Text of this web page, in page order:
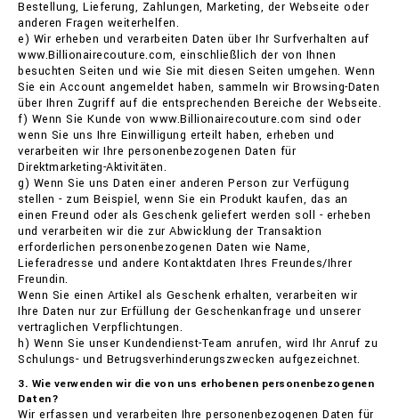
Bestellung, Lieferung, Zahlungen, Marketing, der Webseite oder
anderen Fragen weiterhelfen.
e) Wir erheben und verarbeiten Daten über Ihr Surfverhalten auf
www.Billionairecouture.com, einschließlich der von Ihnen
besuchten Seiten und wie Sie mit diesen Seiten umgehen. Wenn
Sie ein Account angemeldet haben, sammeln wir Browsing-Daten
über Ihren Zugriff auf die entsprechenden Bereiche der Webseite.
f) Wenn Sie Kunde von www.Billionairecouture.com sind oder
wenn Sie uns Ihre Einwilligung erteilt haben, erheben und
verarbeiten wir Ihre personenbezogenen Daten für
Direktmarketing-Aktivitäten.
g) Wenn Sie uns Daten einer anderen Person zur Verfügung
stellen - zum Beispiel, wenn Sie ein Produkt kaufen, das an
einen Freund oder als Geschenk geliefert werden soll - erheben
und verarbeiten wir die zur Abwicklung der Transaktion
erforderlichen personenbezogenen Daten wie Name,
Lieferadresse und andere Kontaktdaten Ihres Freundes/Ihrer
Freundin.
Wenn Sie einen Artikel als Geschenk erhalten, verarbeiten wir
Ihre Daten nur zur Erfüllung der Geschenkanfrage und unserer
vertraglichen Verpflichtungen.
h) Wenn Sie unser Kundendienst-Team anrufen, wird Ihr Anruf zu
Schulungs- und Betrugsverhinderungszwecken aufgezeichnet.
3. Wie verwenden wir die von uns erhobenen personenbezogenen
Daten?
Wir erfassen und verarbeiten Ihre personenbezogenen Daten für